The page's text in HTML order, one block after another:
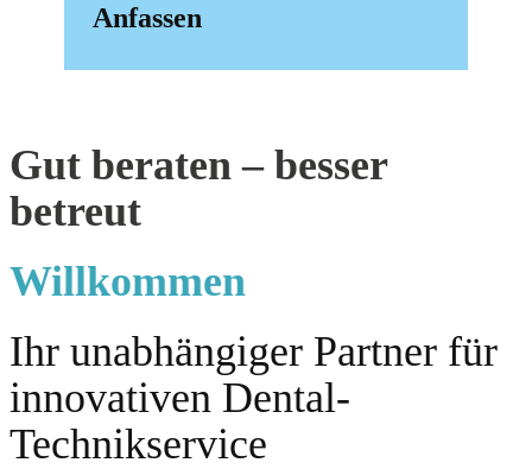
Anfassen
Gut beraten – besser
betreut
Willkommen
Ihr unabhängiger Partner für
innovativen Dental-
Technikservice